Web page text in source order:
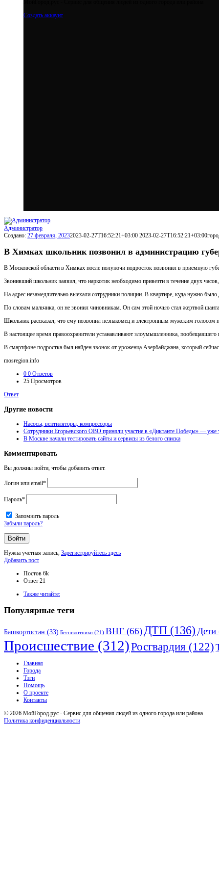
Создать аккаунт
Администратор
Создано: 27 февраля, 20232023-02-27T16:52:21+03:00 2023-02-27T16:52:21+03:00
В Химках школьник позвонил в администрацию
В Московской области в Химках после полуночи подросток позвонил в приемную
Звонивший школьник заявил, что наркотик необходимо привезти в течение двух
На адрес незамедлительно выехали сотрудники полиции. В квартире, куда нужно
По словам мальчика, он не звонил чиновникам. Он сам этой ночью стал жертвой
Школьник рассказал, что ему позвонил незнакомец и электронным мужским голосом
В настоящее время правоохранители устанавливают злоумышленника, пообещавшего
В смартфоне подростка был найден звонок от уроженца Азербайджана, который
mosregion.info
0 0 Ответов
25 Просмотров
Ответ
Другие новости
Насосы, вентиляторы, компрессоры
Сотрудники Егорьевского ОВО приняли участие в «Диктанте Победы» — уже
В Москве начали тестировать сайты и сервисы из белого списка
Комментировать
Вы должны войти, чтобы добавить ответ.
Логин или email*
Пароль*
Запомнить пароль
Забыли пароль?
Нужна учетная запись, Зарегистрируйтесь здесь
Боковая
Добавить пост
Статистика
Постов 6k
Ответ 21
Также читайте:
Популярные теги
Башкортостан (33) Беспилотники (21) ВНГ (66) ДТП (136) Дети
Происшествие (312)Росгвардия (122)
Исследовать
Главная
Города
Тэги
Помощь
О проекте
Контакты
© 2026 МойГород.рус - Cервис для общения людей из одного города или района
Политика конфиденциальности